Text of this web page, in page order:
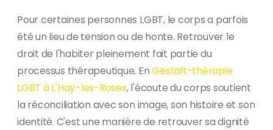
Pour certaines personnes LGBT, le corps a parfois
été un lieu de tension ou de honte. Retrouver le
droit de l'habiter pleinement fait partie du
processus thérapeutique. EnGestalt-thérapie
LGBT à L'Haÿ-les-Roses, l'écoute du corps soutient
la réconciliation avec son image, son histoire et son
identité. C'est une manière de retrouver sa dignité